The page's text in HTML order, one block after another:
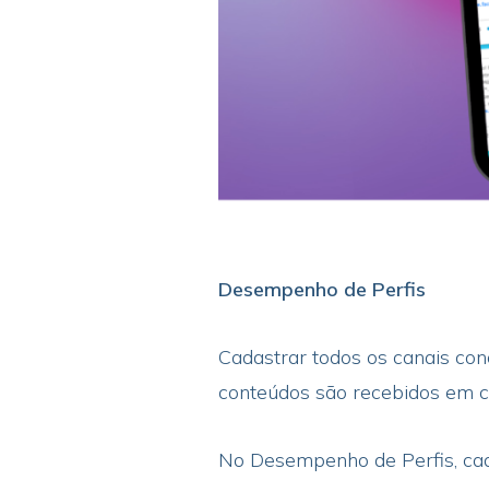
Desempenho de Perfis
Cadastrar todos os canais
conteúdos são recebidos em
No Desempenho de Perfis,